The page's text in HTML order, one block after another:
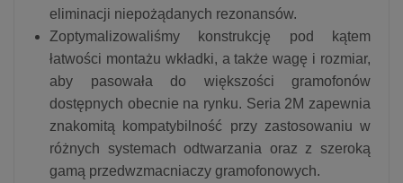
eliminacji niepożądanych rezonansów.
Zoptymalizowaliśmy konstrukcję pod kątem
łatwości montażu wkładki, a także wagę i rozmiar,
aby pasowała do większości gramofonów
dostępnych obecnie na rynku. Seria 2M zapewnia
znakomitą kompatybilność przy zastosowaniu w
różnych systemach odtwarzania oraz z szeroką
gamą przedwzmacniaczy gramofonowych.